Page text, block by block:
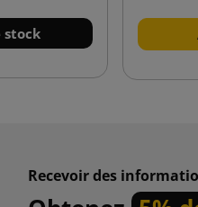
stock
Recevoir des